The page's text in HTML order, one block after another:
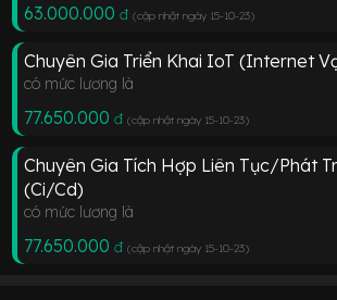
63.000.000 đ (cập nhật ngày 15-10-23)
Chuyên Gia Triển Khai IoT (Internet
có mức lương là
77.650.000 đ (cập nhật ngày 15-10-23)
Chuyên Gia Tích Hợp Liên Tục/Phát
(Ci/Cd)
có mức lương là
77.650.000 đ (cập nhật ngày 15-10-23)